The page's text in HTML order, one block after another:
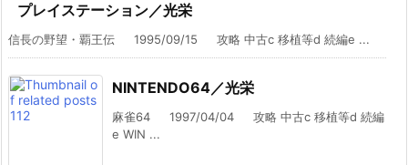
プレイステーション／光栄
信長の野望・覇王伝 1995/09/15 攻略 中古c 移植等d 続編e ...
NINTENDO64／光栄
麻雀64 1997/04/04 攻略 中古c 移植等d 続編
e WIN ...